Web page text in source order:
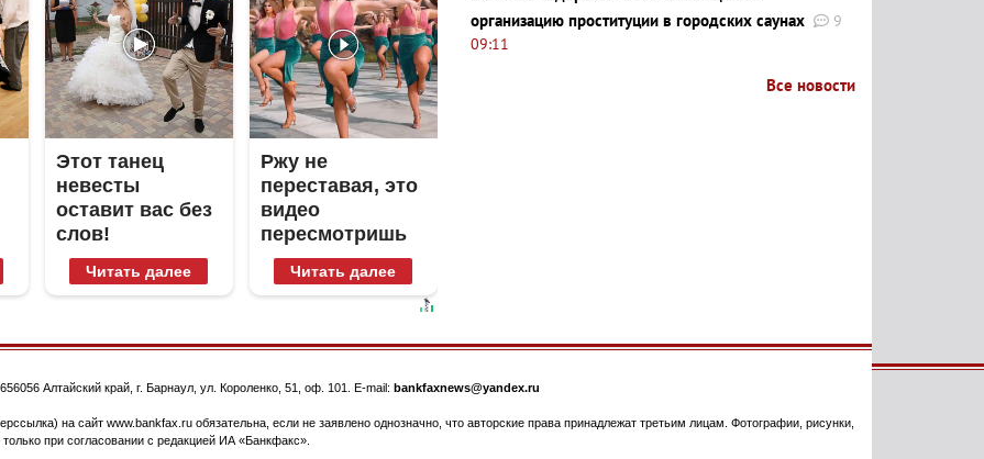
Этот танец
невесты
оставит вас без
слов!
Пересмотрела
10 раз
Читать далее
Ржу не
переставая, это
видео
пересмотришь
не раз
Читать далее
организацию проституции в городских саунах
9
09:11
Все новости
656056 Алтайский край, г. Барнаул ул. Короленко, 51, оф. 101 . E-mail: bankfaxnews@yandex.ru
на сайт www.bankfax.ru обязательна, если не заявлено однозначно, что авторские права принадлежат третьим лицам. Фотографии, рисунки,
при согласовании с редакцией ИА «Банкфакс».